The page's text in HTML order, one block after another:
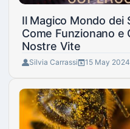
Il Magico Mondo
Come Funzionano e
Nostre Vite
Silvia Carrassi 15 May 2024